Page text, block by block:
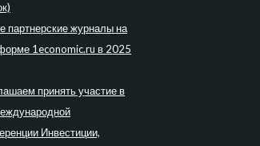
партнерские журналы на
1economic.ru в 2025
принять участие в
Инвестиции,